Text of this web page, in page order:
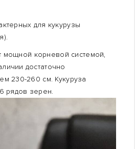
для кукурузы
мощной корневой системой,
достаточно
230-260 см. Кукуруза
рядов зерен.